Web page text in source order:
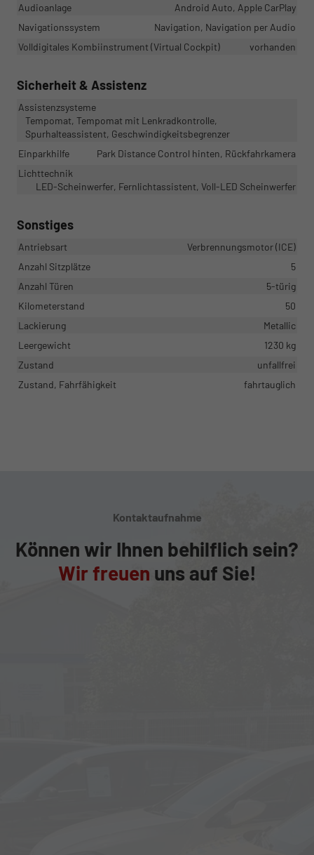
Audioanlage
Android Auto, Apple CarPlay
Navigationssystem
Navigation, Navigation per Audio
Volldigitales Kombiinstrument (Virtual Cockpit)
vorhanden
Sicherheit & Assistenz
Assistenzsysteme
Tempomat, Tempomat mit Lenkradkontrolle,
Spurhalteassistent, Geschwindigkeitsbegrenzer
Einparkhilfe
Park Distance Control hinten, Rückfahrkamera
Lichttechnik
LED-Scheinwerfer, Fernlichtassistent, Voll-LED Scheinwerfer
Sonstiges
Antriebsart
Verbrennungsmotor (ICE)
Anzahl Sitzplätze
5
Anzahl Türen
5-türig
Kilometerstand
50
Lackierung
Metallic
Leergewicht
1230 kg
Zustand
unfallfrei
Zustand, Fahrfähigkeit
fahrtauglich
Kontaktaufnahme
Können wir Ihnen behilflich sein?
Wir freuen uns auf Sie!